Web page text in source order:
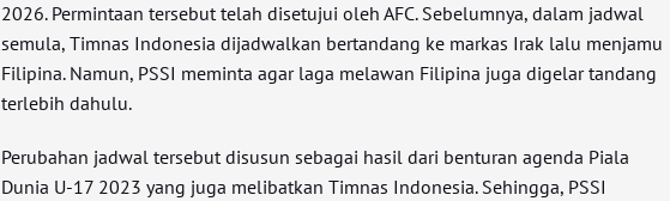
2026. Permintaan tersebut telah disetujui oleh AFC. Sebelumnya, dalam jadwal
semula, Timnas Indonesia dijadwalkan bertandang ke markas Irak lalu menjamu
Filipina. Namun, PSSI meminta agar laga melawan Filipina juga digelar tandang
terlebih dahulu.
Perubahan jadwal tersebut disusun sebagai hasil dari benturan agenda Piala
Dunia U-17 2023 yang juga melibatkan Timnas Indonesia. Sehingga, PSSI